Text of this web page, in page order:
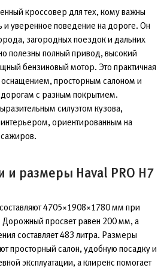
кроссовер для тех, кому важны
уверенное поведение на дороге. Он
загородных поездок и дальних
полезны полный привод, высокий
бензиновый мотор. Это практичная
просторным салоном и
с разным покрытием.
силуэтом кузова,
ориентированным на
и размеры Haval PRO H7
4705×1908×1780 мм при
просвет равен 200 мм, а
составляет 483 литра. Размеры
просторный салон, удобную посадку и
эксплуатации, а клиренс помогает